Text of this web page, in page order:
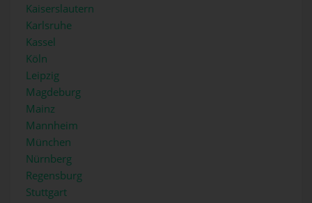
Kaiserslautern
Karlsruhe
Kassel
Köln
Leipzig
Magdeburg
Mainz
Mannheim
München
Nürnberg
Regensburg
Stuttgart